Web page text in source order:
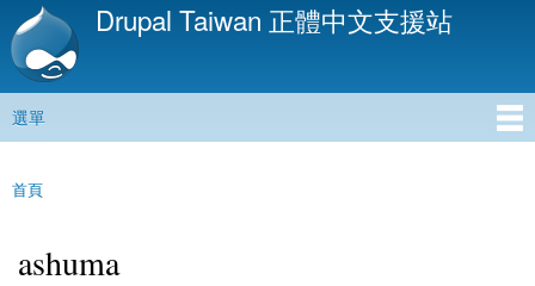
移
內
Drupal Taiwan 正體中文支援站
主選單
選單
您在這裡
首頁
ashuma